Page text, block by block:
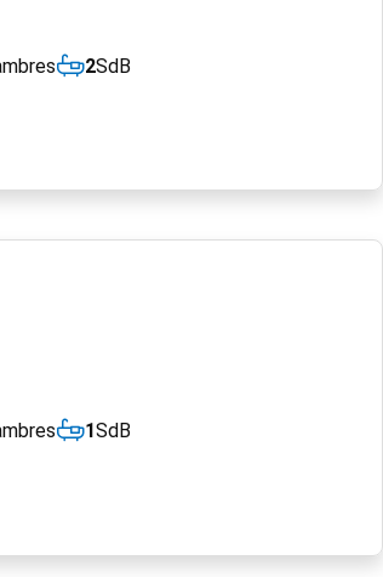
2SdB
1SdB